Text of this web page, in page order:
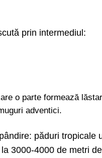
prin intermediul:
o parte formează
adventici.
păduri tropicale
3000-4000 de metri